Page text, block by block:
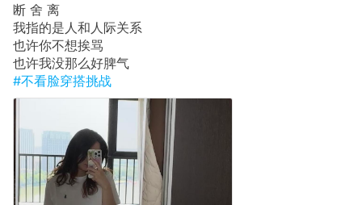
断 舍 离
我指的是人和人际关系
也许你不想挨骂
也许我没那么好脾气
#不看脸穿搭挑战